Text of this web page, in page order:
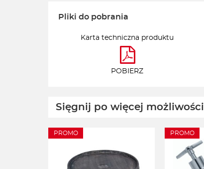
Pliki do pobrania
Karta techniczna produktu
POBIERZ
Sięgnij po więcej możliwości
PROMO PROMO